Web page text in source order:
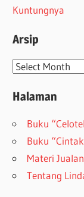
Kuntungnya
Arsip
Arsip
Halaman
Buku
Buku
Materi Jualan
Tentang